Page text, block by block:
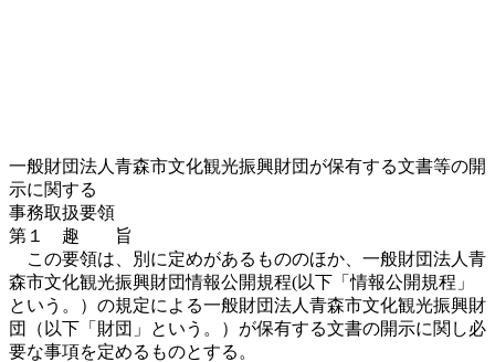
一般財団法人青森市文化観光振興財団が保有する文書等の開
示に関する
事務取扱要領
第１ 趣 旨
この要領は、別に定めがあるもののほか、一般財団法人青
森市文化観光振興財団情報公開規程(以下「情報公開規程」
という。）の規定による一般財団法人青森市文化観光振興財
団（以下「財団」という。）が保有する文書の開示に関し必
要な事項を定めるものとする。